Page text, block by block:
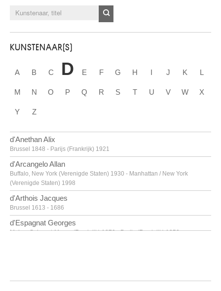
KUNSTENAAR(S)
A B C D E F G H I J K L
M N O P Q R S T U V W X
Y Z
d'Anethan Alix
Brussel 1848 - Parijs (Frankrijk) 1921
d'Arcangelo Allan
Buffalo, New York (Verenigde Staten) 1930 - Manhattan / New York
(Verenigde Staten) 1998
d'Arthois Jacques
Brussel 1613 - 1686
d'Espagnat Georges
Melun, Seine-et-Marne (Frankrijk) 1870 - Parijs (Frankrijk) 1950
Geraardsbergen 1921 - Brugge 1996